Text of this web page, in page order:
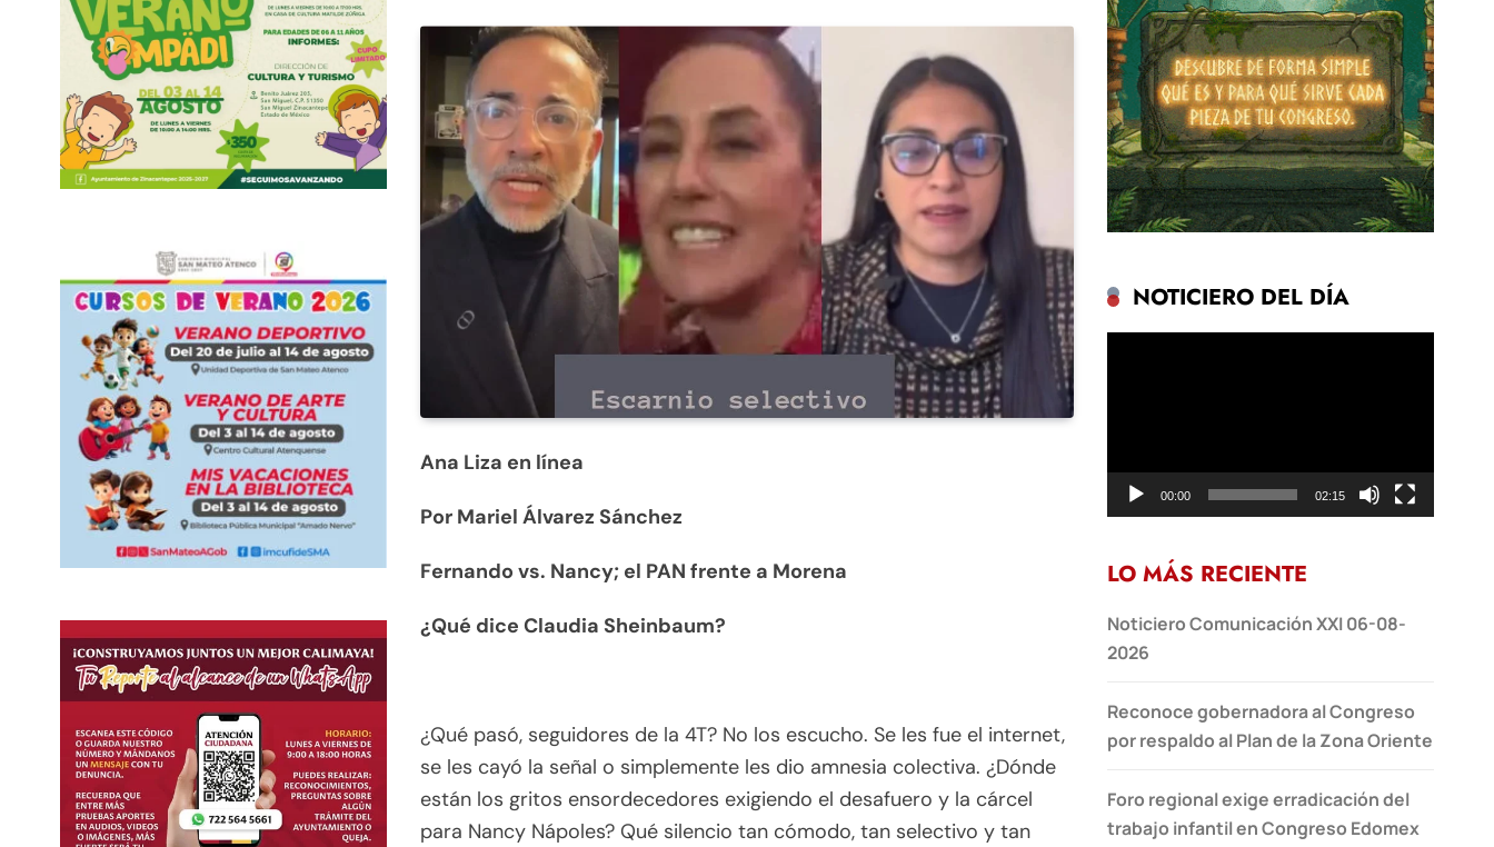
Ana Liza en línea
Por Mariel Álvarez Sánchez
Fernando vs. Nancy; el PAN frente a Morena
¿Qué dice Claudia Sheinbaum?
¿Qué pasó, seguidores de la 4T? No los escucho. Se les fue el internet,
se les cayó la señal o simplemente les dio amnesia colectiva. ¿Dónde
están los gritos ensordecedores exigiendo el desafuero y la cárcel
para Nancy Nápoles? Qué silencio tan cómodo, tan selectivo y tan
NOTICIERO DEL DÍA
00:00 02:15
LO MÁS RECIENTE
Noticiero Comunicación XXI 06-08-
2026
Reconoce gobernadora al Congreso
por respaldo al Plan de la Zona Oriente
Foro regional exige erradicación del
trabajo infantil en Congreso Edomex